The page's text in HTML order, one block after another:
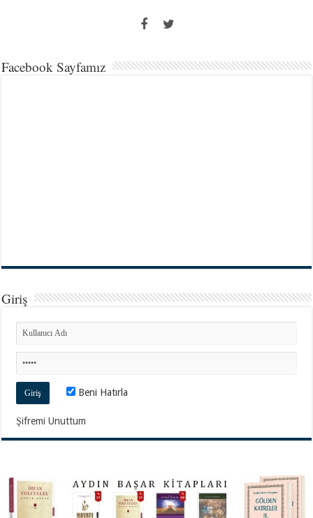
Facebook Sayfamız
Giriş
Beni Hatırla
Şifremi Unuttum